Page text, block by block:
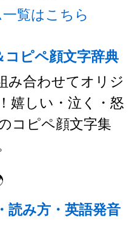
覧はこちら
ピペ顔文字辞典
み合わせてオリジ
嬉しい・泣く・怒
コピペ顔文字集
読み方・英語発音